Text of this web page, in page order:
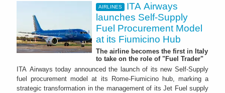
AIRLINES
ITA Airways
launches Self-Supply
Fuel Procurement Model
at its Fiumicino Hub
The airline becomes the first in Italy
to take on the role of "Fuel Trader"
ITA Airways today announced the launch of its new Self-Supply
fuel procurement model at its Rome-Fiumicino hub, marking a
strategic transformation in the management of its Jet Fuel supply